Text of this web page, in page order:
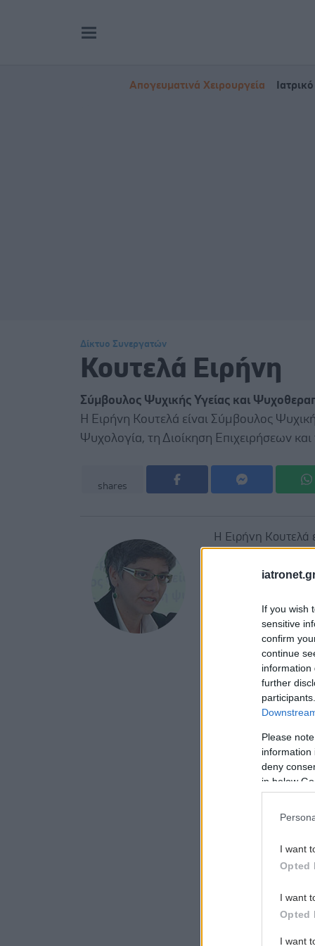
If you wish
sensitive
confirm
continue
information
further
Please
information
deny
in below
I want
Opted
I want
Opted
I want
Απογευματινά Χειρουργεία
Δίκτυο Συνεργατών
Κουτελά Ειρήνη
Σύμβουλος Ψυχικής Υγείας και
Η Ειρήνη Κουτελά είναι Σύμβουλος
Ψυχολογία, τη Διοίκηση Επιχειρήσεων και
shares
Η Ειρήνη Κουτελά
Διοίκηση
Έχει διατελέσει
Φίλων και
που στηρίζουν
ψυχολογικά
συντονίσει
ηλικιωμένων
Διατηρεί
στήριξη
σκοπό την
πληροφορίες για
, τηλ.: 6932700253.